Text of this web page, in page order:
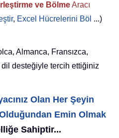
ve BölmeAracı
, Excel Hücrelerini Böl ...)
Almanca, Fransızca,
desteğiyle tercih ettiğiniz
Olan Her Şeyin
Emin Olmak
Sahiptir...